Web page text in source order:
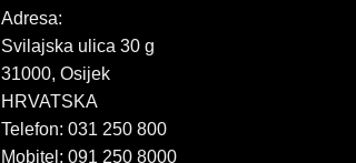
Adresa:
Svilajska ulica 30 g
31000, Osijek
HRVATSKA
Telefon: 031 250 800
Mobitel: 091 250 8000